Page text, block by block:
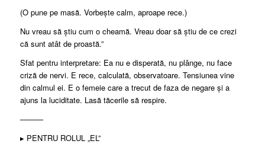
(O pune pe masă. Vorbește calm, aproape rece.)
Nu vreau să știu cum o cheamă. Vreau doar să știu de ce crezi
că sunt atât de proastă.”
Sfat pentru interpretare: Ea nu e disperată, nu plânge, nu face
criză de nervi. E rece, calculată, observatoare. Tensiunea vine
din calmul ei. E o femeie care a trecut de faza de negare și a
ajuns la luciditate. Lasă tăcerile să respire.
———
▸ PENTRU ROLUL „EL”